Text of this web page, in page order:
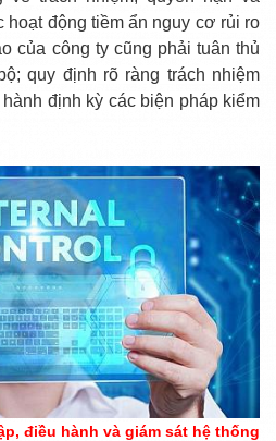
hoạt động tiềm ẩn nguy cơ rủi ro
của công ty cũng phải tuân thủ
quy định rõ ràng trách nhiệm
định kỳ các biện pháp kiểm
điều hành và giám sát hệ thống